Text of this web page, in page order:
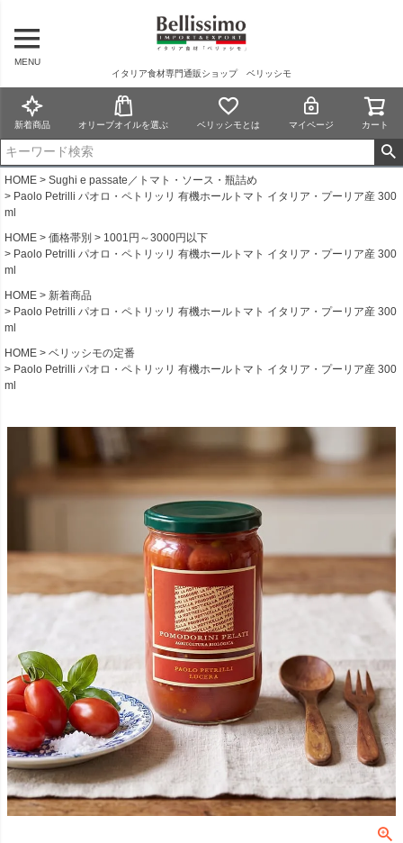
MENU
イタリア食材専門通販ショップ ベリッシモ
新着商品 オリーブオイルを選ぶ ベリッシモとは マイページ カート
HOME
Sughi e passate／トマト・ソース・瓶詰め
Paolo Petrilli パオロ・ペトリッリ 有機ホールトマト イタリア・プーリア産 300
ml
HOME
価格帯別
1001円～3000円以下
Paolo Petrilli パオロ・ペトリッリ 有機ホールトマト イタリア・プーリア産 300
ml
HOME
新着商品
Paolo Petrilli パオロ・ペトリッリ 有機ホールトマト イタリア・プーリア産 300
ml
HOME
ベリッシモの定番
Paolo Petrilli パオロ・ペトリッリ 有機ホールトマト イタリア・プーリア産 300
ml